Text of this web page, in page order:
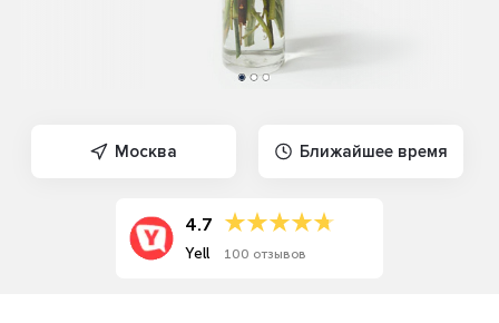
Москва Ближайшее время
4.7
Yell 100 отзывов